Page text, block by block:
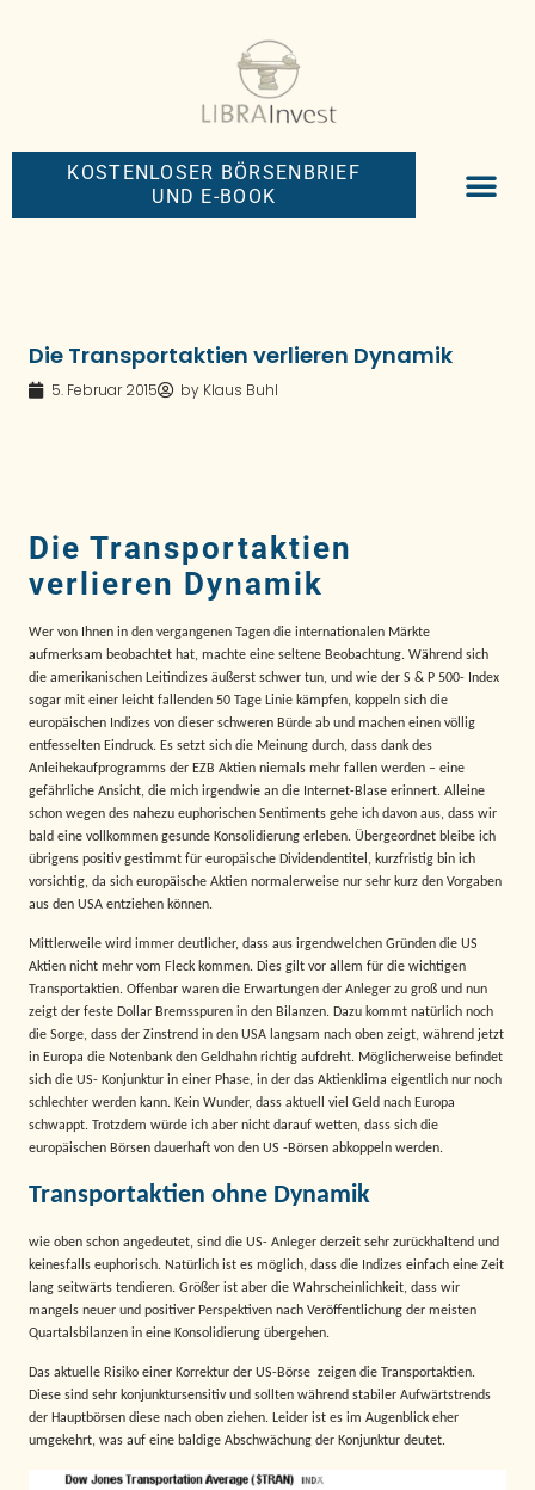
KOSTENLOSER BÖRSENBRIEF
UND E-BOOK
Die Transportaktien verlieren Dynamik
5. Februar 2015 by Klaus Buhl
Die Transportaktien
verlieren Dynamik
Wer von Ihnen in den vergangenen Tagen die internationalen Märkte
aufmerksam beobachtet hat, machte eine seltene Beobachtung. Während sich
die amerikanischen Leitindizes äußerst schwer tun, und wie der S & P 500- Index
sogar mit einer leicht fallenden 50 Tage Linie kämpfen, koppeln sich die
europäischen Indizes von dieser schweren Bürde ab und machen einen völlig
entfesselten Eindruck. Es setzt sich die Meinung durch, dass dank des
Anleihekaufprogramms der EZB Aktien niemals mehr fallen werden – eine
gefährliche Ansicht, die mich irgendwie an die Internet-Blase erinnert. Alleine
schon wegen des nahezu euphorischen Sentiments gehe ich davon aus, dass wir
bald eine vollkommen gesunde Konsolidierung erleben. Übergeordnet bleibe ich
übrigens positiv gestimmt für europäische Dividendentitel, kurzfristig bin ich
vorsichtig, da sich europäische Aktien normalerweise nur sehr kurz den Vorgaben
aus den USA entziehen können.
Mittlerweile wird immer deutlicher, dass aus irgendwelchen Gründen die US
Aktien nicht mehr vom Fleck kommen. Dies gilt vor allem für die wichtigen
Transportaktien. Offenbar waren die Erwartungen der Anleger zu groß und nun
zeigt der feste Dollar Bremsspuren in den Bilanzen. Dazu kommt natürlich noch
die Sorge, dass der Zinstrend in den USA langsam nach oben zeigt, während jetzt
in Europa die Notenbank den Geldhahn richtig aufdreht. Möglicherweise befindet
sich die US- Konjunktur in einer Phase, in der das Aktienklima eigentlich nur noch
schlechter werden kann. Kein Wunder, dass aktuell viel Geld nach Europa
schwappt. Trotzdem würde ich aber nicht darauf wetten, dass sich die
europäischen Börsen dauerhaft von den US -Börsen abkoppeln werden.
Transportaktien ohne Dynamik
wie oben schon angedeutet, sind die US- Anleger derzeit sehr zurückhaltend und
keinesfalls euphorisch. Natürlich ist es möglich, dass die Indizes einfach eine Zeit
lang seitwärts tendieren. Größer ist aber die Wahrscheinlichkeit, dass wir
mangels neuer und positiver Perspektiven nach Veröffentlichung der meisten
Quartalsbilanzen in eine Konsolidierung übergehen.
Das aktuelle Risiko einer Korrektur der US-Börse zeigen die Transportaktien.
Diese sind sehr konjunktursensitiv und sollten während stabiler Aufwärtstrends
der Hauptbörsen diese nach oben ziehen. Leider ist es im Augenblick eher
umgekehrt, was auf eine baldige Abschwächung der Konjunktur deutet.